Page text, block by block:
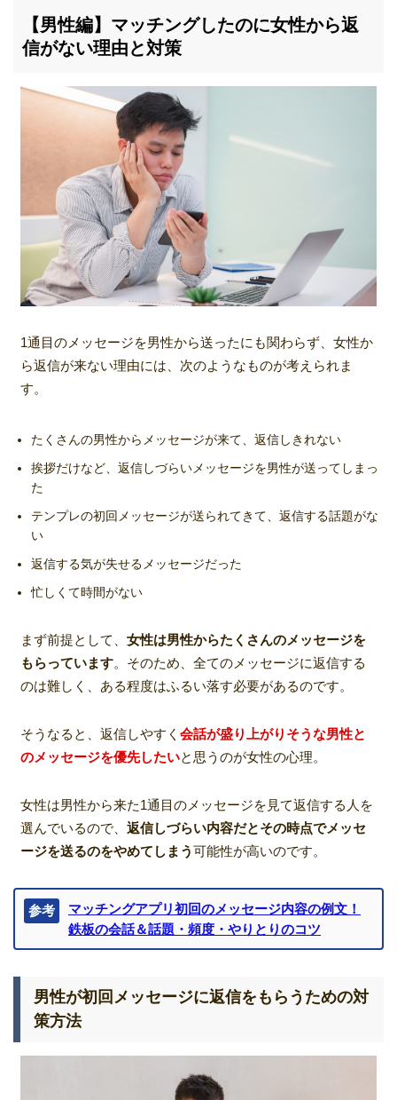
【男性編】マッチングしたのに女性から返
信がない理由と対策
1通目のメッセージを男性から送ったにも関わらず、女性か
ら返信が来ない理由には、次のようなものが考えられま
す。
たくさんの男性からメッセージが来て、返信しきれない
挨拶だけなど、返信しづらいメッセージを男性が送ってしまっ
た
テンプレの初回メッセージが送られてきて、返信する話題がな
い
返信する気が失せるメッセージだった
忙しくて時間がない
まず前提として、 女性は男性からたくさんのメッセージを
もらっています。そのため、全てのメッセージに返信する
のは難しく、ある程度はふるい落す必要があるのです。
そうなると、返信しやすく 会話が盛り上がりそうな男性と
のメッセージを優先したいと思うのが女性の心理。
女性は男性から来た1通目のメッセージを見て返信する人を
選んでいるので、 返信しづらい内容だとその時点でメッセ
ージを送るのをやめてしまう可能性が高いのです。
参考
マッチングアプリ初回のメッセージ内容の例文！
鉄板の会話＆話題・頻度・やりとりのコツ
男性が初回メッセージに返信をもらうための対
策方法